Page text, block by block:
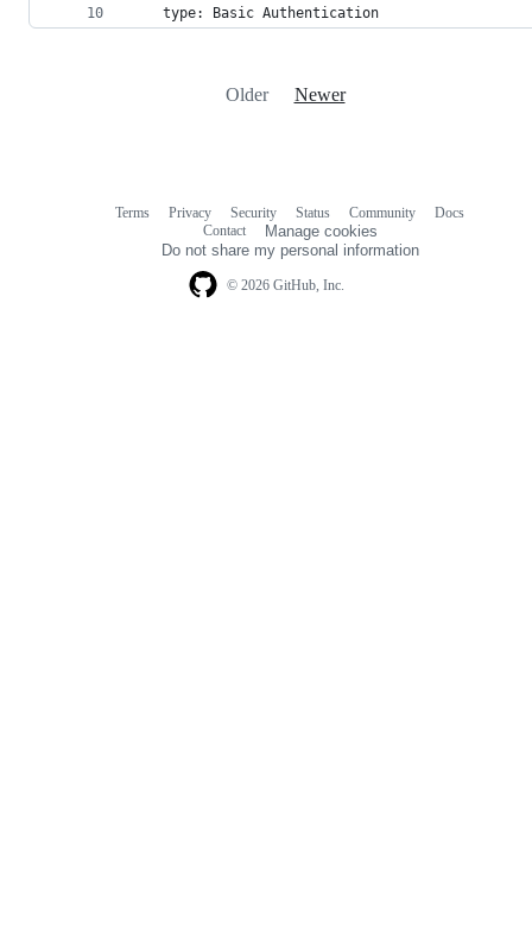
    type: Basic Authentication
Older Newer
© 2026 GitHub, Inc.
Terms Privacy Security Status Community
Docs
Contact
Manage cookies
Do not share my personal information